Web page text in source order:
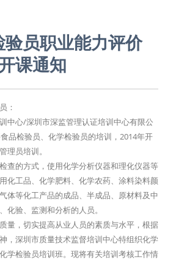
员职业能力评价
课通知
：
中心/深圳市深监管理认证培训中心有限公
品检验员、化学检验员的培训，2014年开
理员培训。
查的方式，使用化学分析仪器和理化仪器等
化工品、化学肥料、化学农药、涂料染料颜
体等化工产品的成品、半成品、原材料及中
化验、监测和分析的人员。
量，切实提高从业人员的素质与水平，根据
，深圳市质量技术监督培训中心特组织化学
学检验员培训班。现将有关培训考核工作情